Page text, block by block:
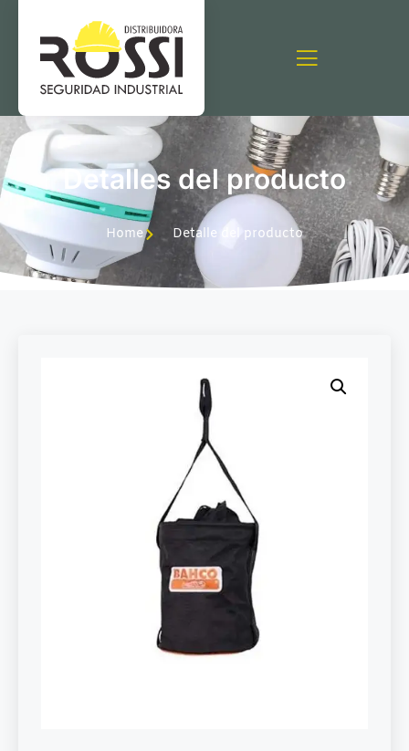
Detalles del producto
Home Detalle del producto